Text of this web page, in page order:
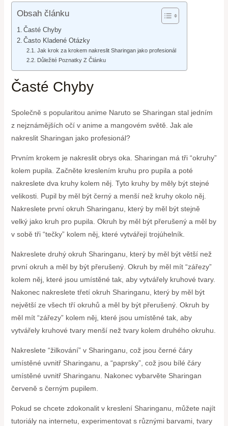
Obsah článku
Časté Chyby
Často Kladené Otázky
Jak krok za krokem nakreslit Sharingan jako profesionál
Důležité Poznatky Z Článku
Časté Chyby
Společně s popularitou anime Naruto se Sharingan stal jedním
z nejznámějších očí v anime a mangovém světě. Jak ale
nakreslit Sharingan jako profesionál?
Prvním krokem je nakreslit obrys oka. Sharingan má tři “okruhy”
kolem pupila. Začněte kreslením kruhu pro pupila a poté
nakreslete dva kruhy kolem něj. Tyto kruhy by měly být stejné
velikosti. Pupil by měl být černý a menší než kruhy okolo něj.
Nakreslete první okruh Sharinganu, který by měl být stejně
velký jako kruh pro pupila. Okruh by měl být přerušený a měl by
v sobě tři “tečky” kolem něj, které vytvářejí trojúhelník.
Nakreslete druhý okruh Sharinganu, který by měl být větší než
první okruh a měl by být přerušený. Okruh by měl mít “zářezy”
kolem něj, které jsou umístěné tak, aby vytvářely kruhové tvary.
Nakonec nakreslete třetí okruh Sharinganu, který by měl být
největší ze všech tří okruhů a měl by být přerušený. Okruh by
měl mít “zářezy” kolem něj, které jsou umístěné tak, aby
vytvářely kruhové tvary menší než tvary kolem druhého okruhu.
Nakreslete “žilkování” v Sharinganu, což jsou černé čáry
umístěné uvnitř Sharinganu, a “paprsky”, což jsou bílé čáry
umístěné uvnitř Sharinganu. Nakonec vybarvěte Sharingan
červeně s černým pupilem.
Pokud se chcete zdokonalit v kreslení Sharinganu, můžete najít
tutoriály na internetu, experimentovat s různými barvami, tvary